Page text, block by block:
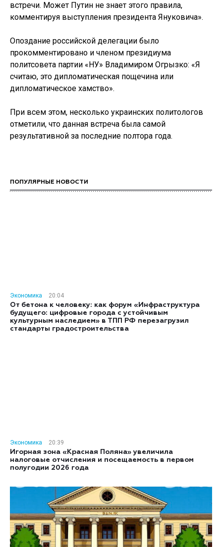
встречи. Может Путин не знает этого правила,
комментируя выступления президента Януковича».
Опоздание российской делегации было
прокомментировано и членом президиума
политсовета партии «НУ» Владимиром Огрызко: «Я
считаю, это дипломатическая пощечина или
дипломатическое хамство».
При всем этом, несколько украинских политологов
отметили, что данная встреча была самой
результативной за последние полтора года.
ПОПУЛЯРНЫЕ НОВОСТИ
Экономика
20:04
От бетона к человеку: как форум «Инфраструктура
будущего: цифровые города с устойчивым
культурным наследием» в ТПП РФ перезагрузил
стандарты градостроительства
Экономика
20:39
Игорная зона «Красная Поляна» увеличила
налоговые отчисления и посещаемость в первом
полугодии 2026 года